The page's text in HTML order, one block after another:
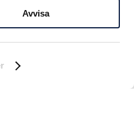
Avvisa